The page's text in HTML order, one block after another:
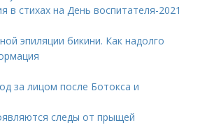
в стихах на День воспитателя-2021
эпиляции бикини. Как надолго
за лицом после Ботокса и
следы от прыщей